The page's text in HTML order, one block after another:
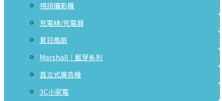
視訊攝影機
充電線/充電器
夏日風扇
Marshall｜藍芽系列
直立式廣告機
3C小家電